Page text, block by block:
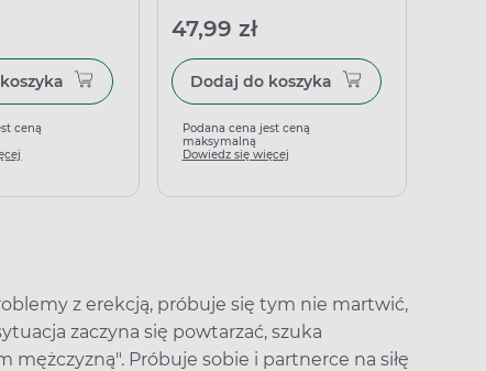
Dodaj do koszyka
ceną
47,99 zł
Dodaj do koszyka
Podana cena jest ceną
maksymalną
Dowiedz się więcej
z erekcją, próbuje się tym nie martwić,
zaczyna się powtarzać, szuka
mężczyzną". Próbuje sobie i partnerce na siłę